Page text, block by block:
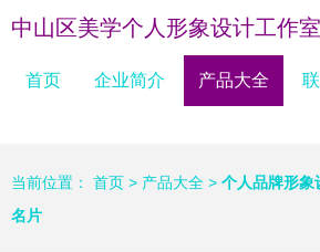
中山区美学个人形象设计工作室
首页 企业简介 产品大全
当前位置： 首页 > 产品大全 > 个人品牌形象
名片